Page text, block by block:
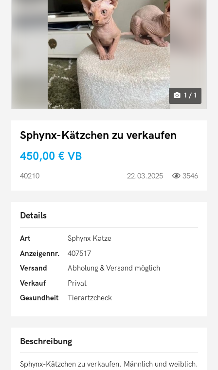
1 / 1
Sphynx-Kätzchen zu verkaufen
450,00 € VB
40210 22.03.2025 3546
Details
Art
Sphynx Katze
Anzeigennr.
407517
Versand
Abholung & Versand möglich
Verkauf
Privat
Gesundheit
Tierartzcheck
Beschreibung
Sphynx-Kätzchen zu verkaufen. Männlich und weiblich.